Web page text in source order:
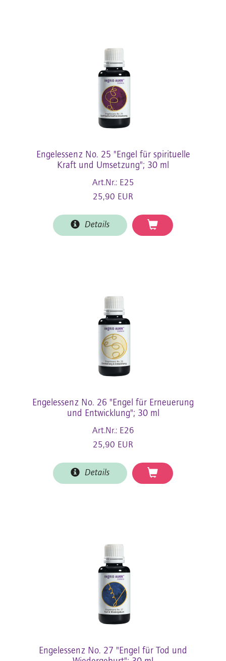
Engelessenz No. 25 "Engel für spirituelle
Kraft und Umsetzung"; 30 ml
Art.Nr.: E25
25,90 EUR
Details
Engelessenz No. 26 "Engel für Erneuerung
und Entwicklung"; 30 ml
Art.Nr.: E26
25,90 EUR
Details
Engelessenz No. 27 "Engel für Tod und